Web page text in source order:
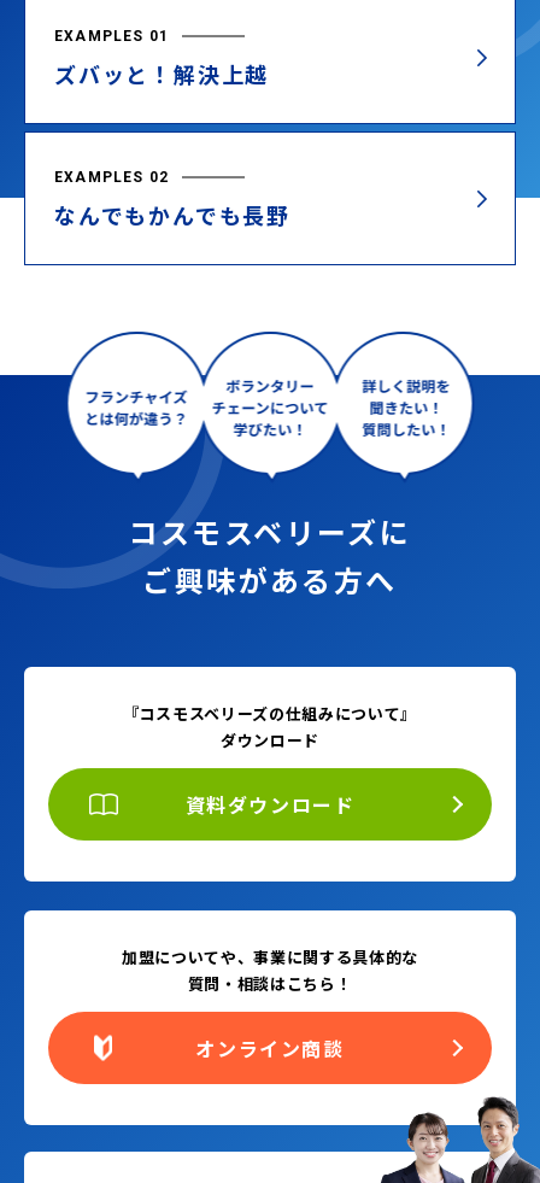
EXAMPLES 01
ズバッと！解決上越
EXAMPLES 02
なんでもかんでも長野
コスモスベリーズに
ご興味がある方へ
『コスモスベリーズの仕組みについて』
ダウンロード
資料ダウンロード
加盟についてや、事業に関する具体的な
質問・相談はこちら！
オンライン商談